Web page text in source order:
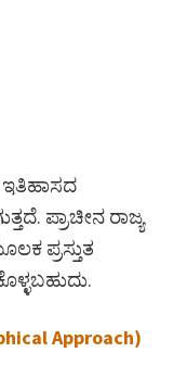
ಪ್ರಾಚೀನ ರಾಜ್ಯ
ಪ್ರಸ್ತುತ
Approach)